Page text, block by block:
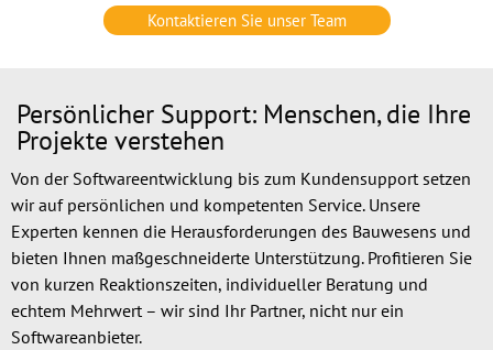
Kontaktieren Sie unser Team
Persönlicher Support: Menschen, die Ihre
Projekte verstehen
Von der Softwareentwicklung bis zum Kundensupport setzen
wir auf persönlichen und kompetenten Service. Unsere
Experten kennen die Herausforderungen des Bauwesens und
bieten Ihnen maßgeschneiderte Unterstützung. Profitieren Sie
von kurzen Reaktionszeiten, individueller Beratung und
echtem Mehrwert – wir sind Ihr Partner, nicht nur ein
Softwareanbieter.